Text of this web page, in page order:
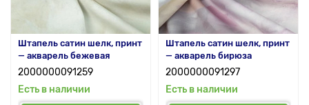
Штапель сатин шелк, принт
— акварель бежевая
2000000091259
Есть в наличии
Штапель сатин шелк, принт
— акварель бирюза
2000000091297
Есть в наличии